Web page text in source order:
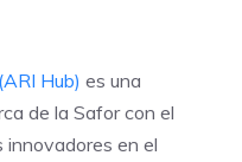
Hub) es una
de la Safor con el
en el